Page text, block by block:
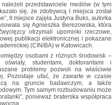
przedstawiciele mediów (w tym
się, że zdobywcą I miejsca został
II miejsce zajęła Justyna Buks, autorka
się Agnieszka Berezowska, która
otrzymali upominki rzeczowe,
publikacji elektronicznej i pokazane
(CINiBA) w Katowicach.
osobami z różnych środowisk –
studentami, doktorantami i
problemy pozwoli na właściwie
Pozostaje ufać, że zawarte w czasie
na gruncie badawczym, a także
Tym samym rozbudowaniu może
ponieważ braterska współpraca